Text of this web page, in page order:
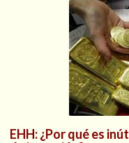
EHH: ¿Por qué es